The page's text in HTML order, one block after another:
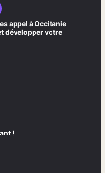
appel à Occitanie
développer votre
!